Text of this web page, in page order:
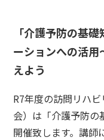
「介護予防の基
ーションへの活
えよう
R7年度の訪問リハ
会）は 「介護予防
開催致します。講師